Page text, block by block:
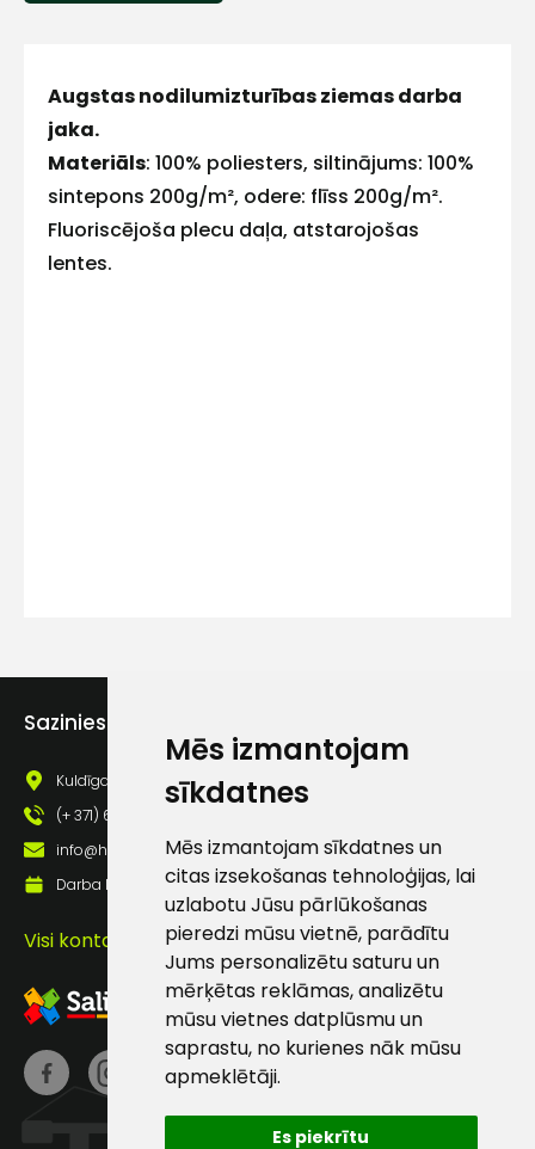
Mēs izmantojam
sīkdatnes
Mēs izmantojam sīkdatnes un
citas izsekošanas tehnoloģijas, lai
uzlabotu Jūsu pārlūkošanas
pieredzi mūsu vietnē, parādītu
Jums personalizētu saturu un
mērķētas reklāmas, analizētu
mūsu vietnes datplūsmu un
saprastu, no kurienes nāk mūsu
apmeklētāji.
Es piekrītu
Augstas nodilumizturības ziemas darba
jaka.
Materiāls: 100% poliesters, siltinājums: 100%
sintepons 200g/m², odere: flīss 200g/m².
Fluoriscējoša plecu daļa, atstarojošas
lentes.
Sazinies ar mums
Kuldīgas iela 69a, Saldus, Saldus nov., LV - 3801
(+ 371) 63 881 186
info@hards.lv
Darba laiks: Darbadienās: 8:00 - 17:00
Visi kontakti
Klientu
atbalsts
Darbdienās:
8:00 – 17:00
(+371) 63 881
info@hards.lv